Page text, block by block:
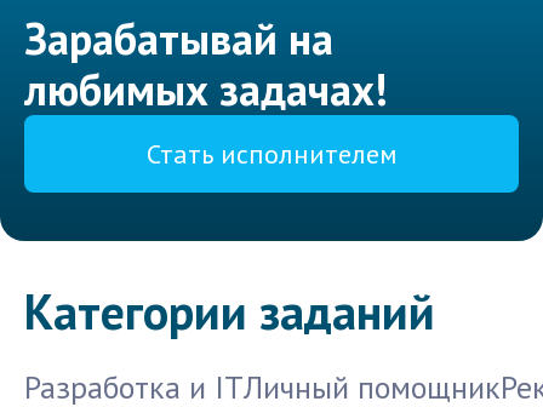
Зарабатывай на
любимых задачах!
Стать исполнителем
Категории заданий
Разработка и ITЛичный помощник